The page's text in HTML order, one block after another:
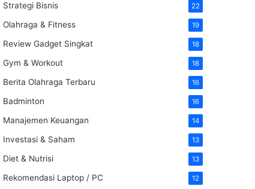
Strategi Bisnis 22
Olahraga & Fitness 19
Review Gadget Singkat 18
Gym & Workout 18
Berita Olahraga Terbaru 16
Badminton 16
Manajemen Keuangan 14
Investasi & Saham 13
Diet & Nutrisi 13
Rekomendasi Laptop / PC 12